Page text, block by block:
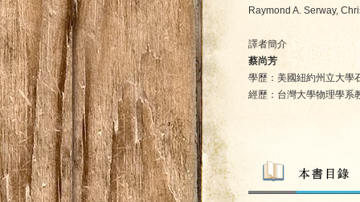
Raymond A. Serway,
譯者簡介
蔡尚芳
學歷：美國紐約州立大學
經歷：台灣大學物理學系